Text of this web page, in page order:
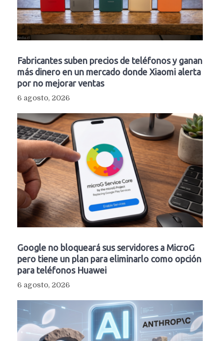
Fabricantes suben precios de teléfonos y ganan
más dinero en un mercado donde Xiaomi alerta
por no mejorar ventas
6 agosto, 2026
Google no bloqueará sus servidores a MicroG
pero tiene un plan para eliminarlo como opción
para teléfonos Huawei
6 agosto, 2026